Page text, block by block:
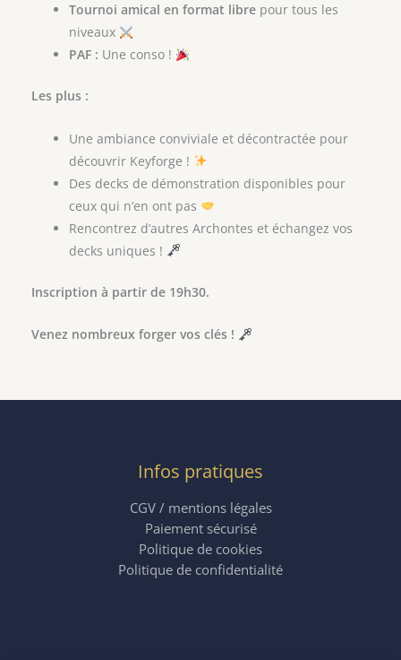
Tournoi amical en format libre pour tous les
niveaux
PAF : Une conso !
Les plus :
Une ambiance conviviale et décontractée pour
découvrir Keyforge !
Des decks de démonstration disponibles pour
ceux qui n’en ont pas
Rencontrez d’autres Archontes et échangez vos
decks uniques !
Inscription à partir de 19h30.
Venez nombreux forger vos clés !
Infos pratiques
CGV / mentions légales
Paiement sécurisé
Politique de cookies
Politique de confidentialité